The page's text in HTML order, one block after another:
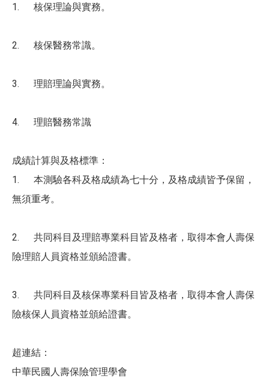
1. 核保理論與實務。
2. 核保醫務常識。
3. 理賠理論與實務。
4. 理賠醫務常識
成績計算與及格標準：
1. 本測驗各科及格成績為七十分，及格成績皆予保留，
無須重考。
2. 共同科目及理賠專業科目皆及格者，取得本會人壽保
險理賠人員資格並頒給證書。
3. 共同科目及核保專業科目皆及格者，取得本會人壽保
險核保人員資格並頒給證書。
超連結：
中華民國人壽保險管理學會